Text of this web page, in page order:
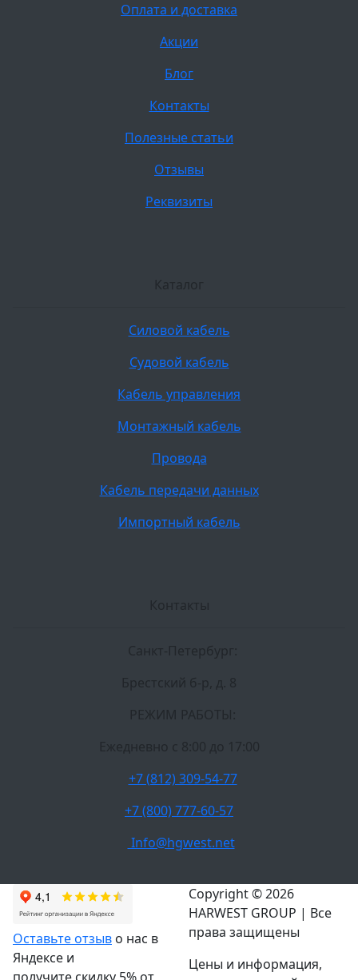
Оплата и доставка
Акции
Блог
Контакты
Полезные статьи
Отзывы
Реквизиты
Каталог
Силовой кабель
Судовой кабель
Кабель управления
Монтажный кабель
Провода
Кабель передачи данных
Импортный кабель
Контакты
Санкт-Петербург:
Брестский б-р, д. 8
РЕЖИМ РАБОТЫ:
Ежедневно c 8:00 до 17:00
+7 (812) 309-54-77
+7 (800) 777-60-57
Info@hgwest.net
Оставьте отзыв о нас в
Яндексе и
Copyright © 2026
HARWEST GROUP | Все
права защищены
Цены и информация,